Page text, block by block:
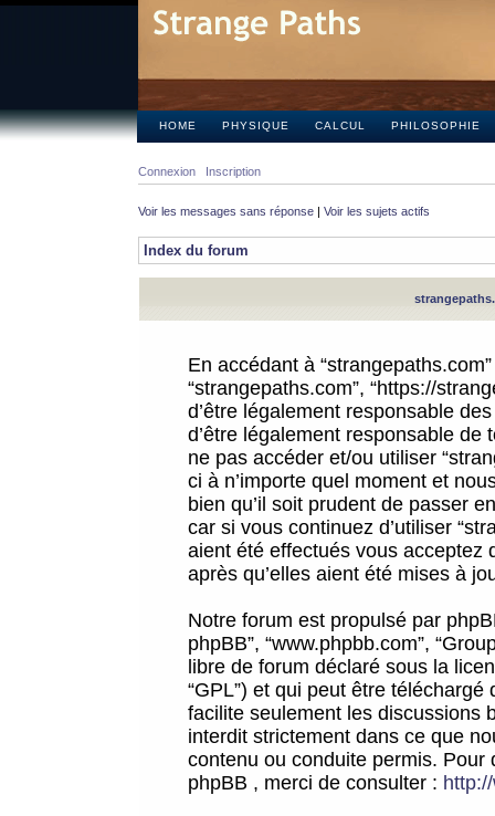
HOME PHYSIQUE CALCUL PHILOSOPHIE
Connexion Inscription
Voir les messages sans réponse | Voir les sujets actifs
Index du forum
En accédant à
“strangepaths.com”, “https://
d’être légalement responsable
d’être légalement responsable
ne pas accéder et/ou utiliser
ci à n’importe quel moment et
bien qu’il soit prudent de passer
car si vous continuez d’utiliser
aient été effectués vous acceptez
après qu’elles aient été mises à
Notre forum est propulsé par
phpBB”, “www.phpbb.com”,
libre de forum déclaré sous la
“GPL”) et qui peut être téléchargé
facilite seulement les discussions
interdit strictement dans ce que
contenu ou conduite permis.
phpBB , merci de consulter :